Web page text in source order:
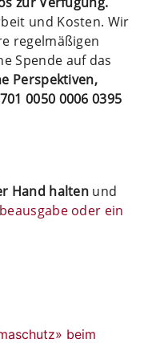
und Kosten. Wir
regelmäßigen
Spende auf das
Perspektiven,
0050 0006 0395
Hand halten und
oder ein
beim